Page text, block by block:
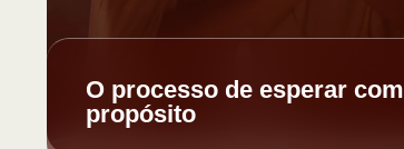
O processo de esperar com
propósito